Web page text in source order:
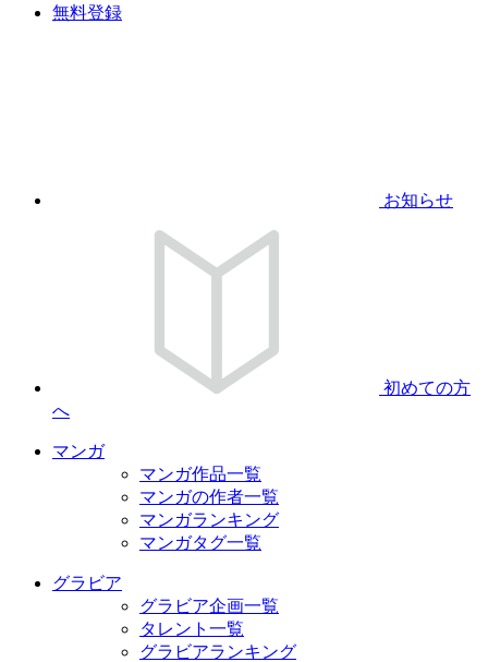
無料登録
お知らせ
初めての方
へ
マンガ
マンガ作品一覧
マンガの作者一覧
マンガランキング
マンガタグ一覧
グラビア
グラビア企画一覧
タレント一覧
グラビアランキング